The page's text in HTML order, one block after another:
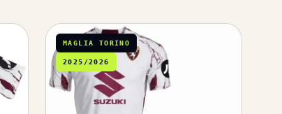
MAGLIA TORINO
2025/2026